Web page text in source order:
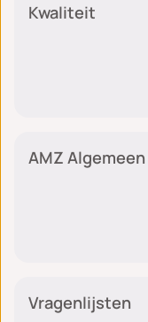
Kwaliteit
AMZ
Vragenlijsten